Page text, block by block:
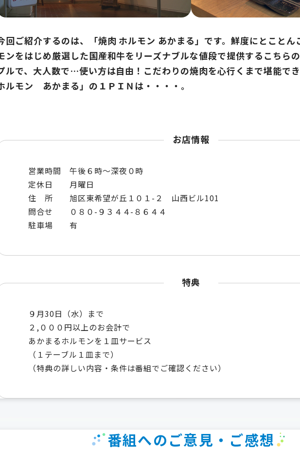
回ご紹介するのは、「焼肉 ホルモン あかまる」です。鮮度にとことん
ンをはじめ厳選した国産和牛をリーズナブルな値段で提供するこちら
ルで、大人数で…使い方は自由！こだわりの焼肉を心行くまで堪能で
ルモン あかまる」の１ＰＩＮは・・・・。
お店情報
営業時間 午後６時～深夜０時
定休日 月曜日
住 所 旭区東希望が丘１０１-２ 山西ビル101
問合せ ０８０-９３４４-８６４４
駐車場 有
特典
９月30日（水）まで
２,０００円以上のお会計で
あかまるホルモンを１皿サービス
（１テーブル１皿まで）
（特典の詳しい内容・条件は番組でご確認ください）
番組へのご意見・ご感想